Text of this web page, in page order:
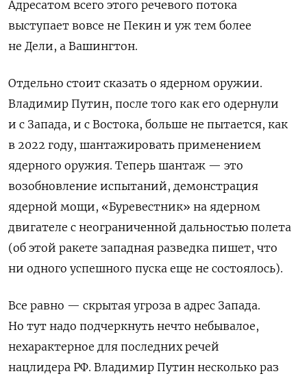
Адресатом всего этого речевого потока
выступает вовсе не Пекин и уж тем более
не Дели, а Вашингтон.
Отдельно стоит сказать о ядерном оружии.
Владимир Путин, после того как его одернули
и с Запада, и с Востока, больше не пытается, как
в 2022 году, шантажировать применением
ядерного оружия. Теперь шантаж — это
возобновление испытаний, демонстрация
ядерной мощи, «Буревестник» на ядерном
двигателе с неограниченной дальностью полета
(об этой ракете западная разведка пишет, что
ни одного успешного пуска еще не состоялось).
Все равно — скрытая угроза в адрес Запада.
Но тут надо подчеркнуть нечто небывалое,
нехарактерное для последних речей
нацлидера РФ. Владимир Путин несколько раз